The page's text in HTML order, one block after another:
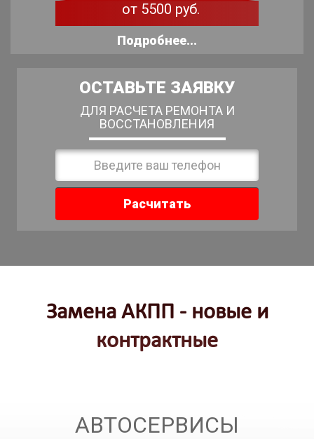
от 5500 руб.
Подробнее...
ОСТАВЬТЕ ЗАЯВКУ
ДЛЯ РАСЧЕТА РЕМОНТА И
ВОССТАНОВЛЕНИЯ
Расчитать
Замена АКПП - новые и
контрактные
АВТОСЕРВИСЫ